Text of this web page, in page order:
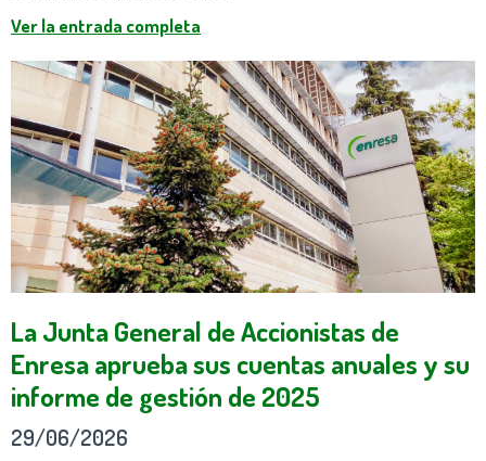
Ver la entrada completa
La Junta General de Accionistas de
Enresa aprueba sus cuentas anuales y su
informe de gestión de 2025
29/06/2026